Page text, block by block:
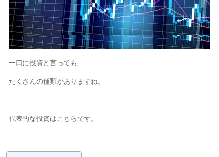
一口に投資と言っても、
たくさんの種類がありますね。
代表的な投資はこちらです。